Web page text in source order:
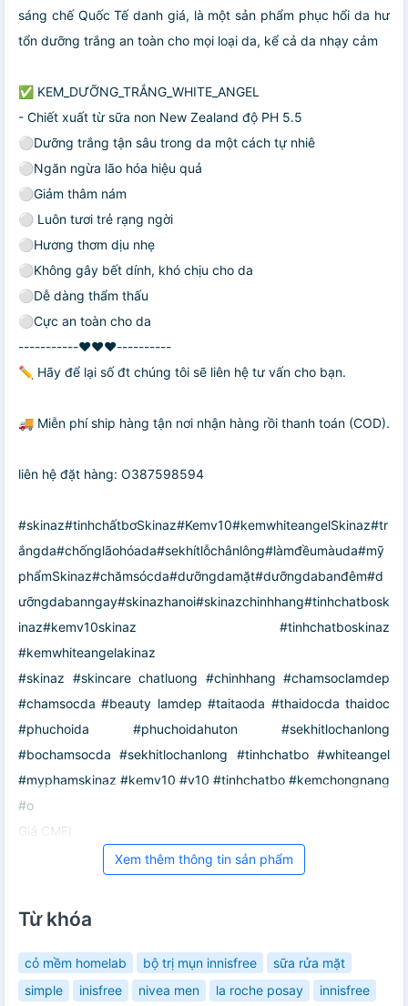
sáng chế Quốc Tế danh giá, là một sản phẩm phục hổi da hư
tổn dưỡng trắng an toàn cho mọi loại da, kể cả da nhạy cảm
✅ KEM_DƯỠNG_TRẮNG_WHITE_ANGEL
- Chiết xuất từ sữa non New Zealand độ PH 5.5
⚪Dưỡng trắng tận sâu trong da một cách tự nhiê
⚪Ngăn ngừa lão hóa hiệu quả
⚪Giảm thâm nám
⚪ Luôn tươi trẻ rạng ngời
⚪Hương thơm dịu nhẹ
⚪Không gây bết dính, khó chịu cho da
⚪Dễ dàng thẩm thấu
⚪Cực an toàn cho da
-----------❤️❤️❤️----------
✏️ Hãy để lại số đt chúng tôi sẽ liên hệ tư vấn cho bạn.
🚚 Miễn phí ship hàng tận nơi nhận hàng rồi thanh toán (COD).
liên hệ đặt hàng: O387598594
#skinaz#tinhchấtbơSkinaz#Kemv10#kemwhiteangelSkinaz#tr
ắngda#chốnglãohóada#sekhítlỗchânlông#làmđềumàuda#mỹ
phẩmSkinaz#chămsócda#dưỡngdamặt#dưỡngdabanđêm#d
ưỡngdabanngay#skinazhanoi#skinazchinhhang#tinhchatbosk
inaz#kemv10skinaz #tinhchatboskinaz
#kemwhiteangelakinaz
#skinaz #skincare chatluong #chinhhang #chamsoclamdep
#chamsocda #beauty lamdep #taitaoda #thaidocda thaidoc
#phuchoida #phuchoidahuton #sekhitlochanlong
#bochamsocda #sekhitlochanlong #tinhchatbo #whiteangel
#myphamskinaz #kemv10 #v10 #tinhchatbo #kemchongnang
#o
Giá CMFI
Xem thêm thông tin sản phẩm
Từ khóa
cỏ mềm homelab bộ trị mụn innisfree
sữa rửa mặt
simple
inisfree nivea men la roche posay
innisfree